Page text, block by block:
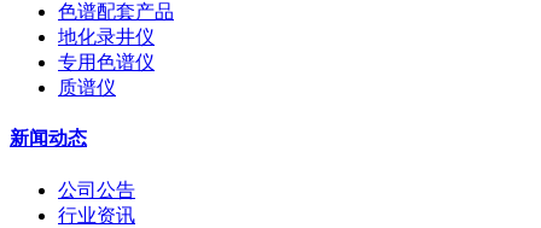
色谱配套产品
地化录井仪
专用色谱仪
质谱仪
新闻动态
公司公告
行业资讯